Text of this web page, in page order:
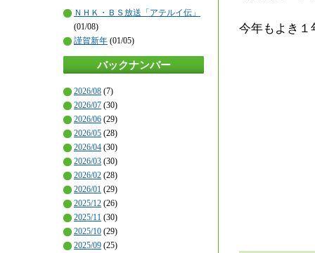
ＮＨＫ・ＢＳ放送「アテルイ伝」
(01/08)
謹賀新年 (01/05)
バックナンバー
2026/08 (7)
2026/07 (30)
2026/06 (29)
2026/05 (28)
2026/04 (30)
2026/03 (30)
2026/02 (28)
2026/01 (29)
2025/12 (26)
2025/11 (30)
2025/10 (29)
2025/09 (25)
今年もよき１